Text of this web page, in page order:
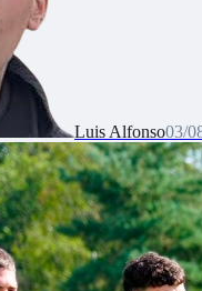
Luis Alfonso03/